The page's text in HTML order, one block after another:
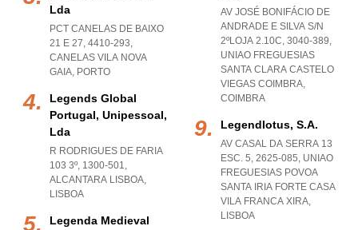
Lda
PCT CANELAS DE BAIXO
21 E 27, 4410-293,
CANELAS VILA NOVA
GAIA, PORTO
Legends Global
Portugal, Unipessoal,
Lda
R RODRIGUES DE FARIA
103 3º, 1300-501,
ALCANTARA LISBOA,
LISBOA
Legenda Medieval
AV JOSÉ BONIFÁCIO DE
ANDRADE E SILVA S/N
2ºLOJA 2.10C, 3040-389,
UNIAO FREGUESIAS
SANTA CLARA CASTELO
VIEGAS COIMBRA,
COIMBRA
Legendlotus, S.a.
AV CASAL DA SERRA 13
ESC. 5, 2625-085, UNIAO
FREGUESIAS POVOA
SANTA IRIA FORTE CASA
VILA FRANCA XIRA,
LISBOA